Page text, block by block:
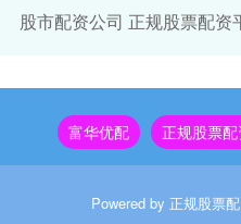
股市配资公司 正规股票配
富华优配 正规股票配
Powered by 正规股票